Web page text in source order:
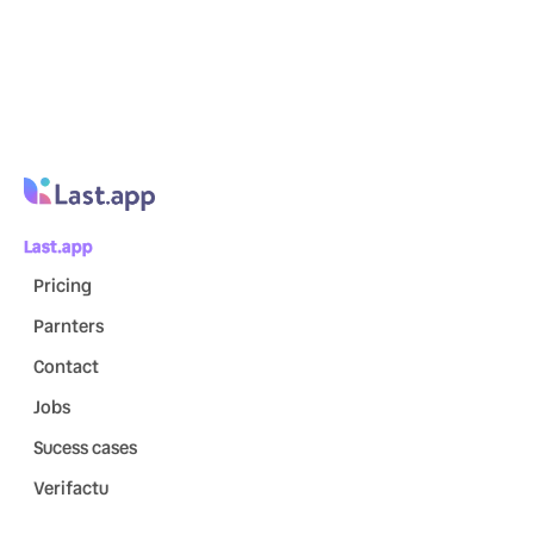
Last.app
Pricing
Parnters
Contact
Jobs
Sucess cases
Verifactu